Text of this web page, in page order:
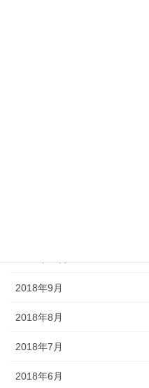
2018年9月
2018年8月
2018年7月
2018年6月